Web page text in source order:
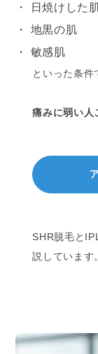
・ 日焼けした
・ 地黒の肌
・ 敏感肌
といった条件
痛みに弱い人
SHR脱毛と
説しています。